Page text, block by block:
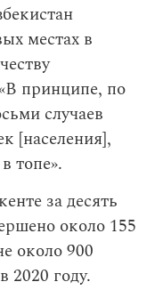
местах в
принципе, по
случаев
[населения],
топе».
за десять
около 155
около 900
году.